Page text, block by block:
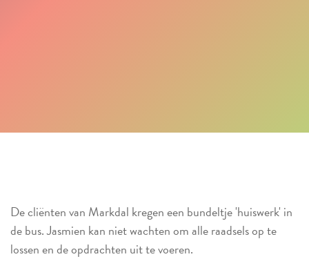
De cliënten van Markdal kregen een bundeltje 'huiswerk' in
de bus. Jasmien kan niet wachten om alle raadsels op te
lossen en de opdrachten uit te voeren.